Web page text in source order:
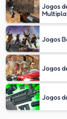
Jogos
Jogos
Jogos
Jogos